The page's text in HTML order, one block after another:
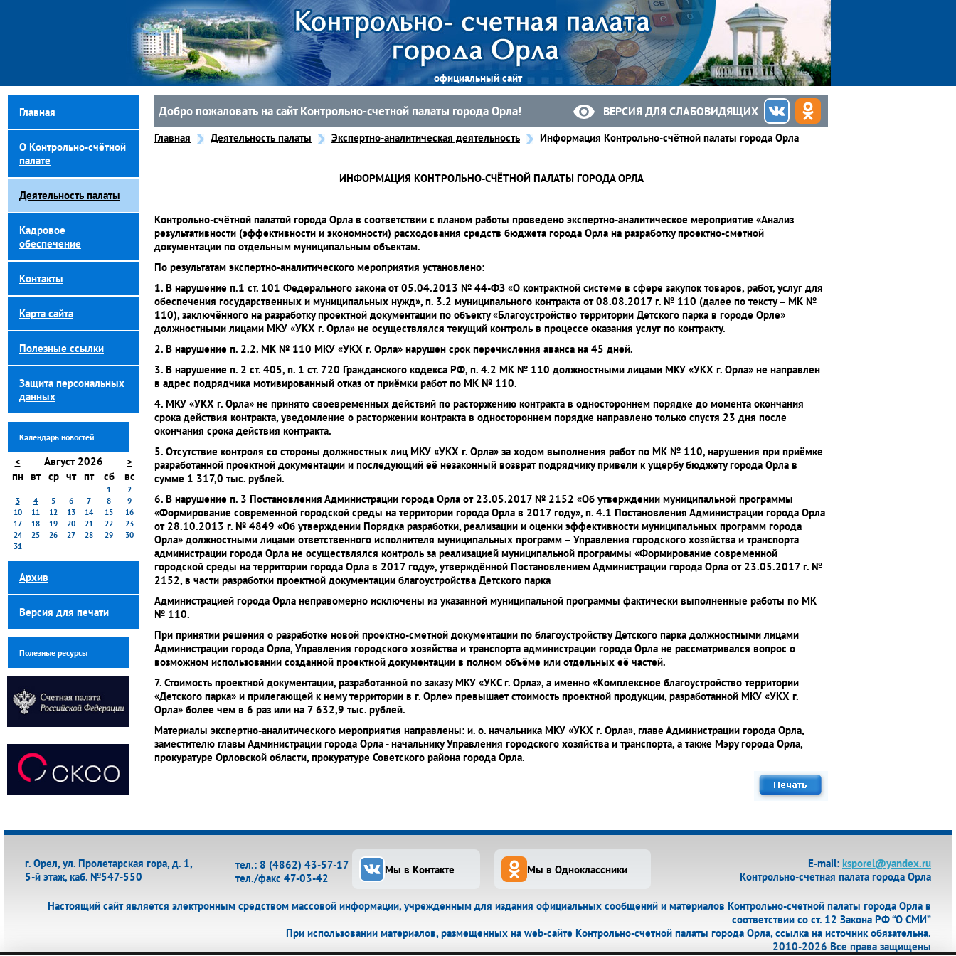
официальный сайт
Главная
О Контрольно-счётной
палате
Деятельность палаты
Кадровое
обеспечение
Контакты
Карта сайта
Полезные ссылки
Защита персональных
данных
Календарь новостей
< Август 2026
>
пн вт ср чт пт сб вс
1
2
3
4 5 6 7 8
9
10
11 12 13 14 15
16
17
18 19 20 21 22
23
24
25 26 27 28 29
30
31
Архив
Версия для печати
Полезные ресурсы
Добро пожаловать на сайт Контрольно-счетной палаты города Орла! ВЕРСИЯ ДЛЯ СЛАБОВИДЯЩИХ
Главная Деятельность палаты Экспертно-аналитическая деятельность Информация Контрольно-счётной палаты города Орла
ИНФОРМАЦИЯ КОНТРОЛЬНО-СЧЁТНОЙ ПАЛАТЫ ГОРОДА ОРЛА
Контрольно-счётной палатой города Орла в соответствии с планом работы проведено экспертно-аналитическое мероприятие «Анализ
результативности (эффективности и экономности) расходования средств бюджета города Орла на разработку проектно-сметной
документации по отдельным муниципальным объектам.
По результатам экспертно-аналитического мероприятия установлено:
1. В нарушение п.1 ст. 101 Федерального закона от 05.04.2013 № 44-ФЗ «О контрактной системе в сфере закупок товаров, работ, услуг для
обеспечения государственных и муниципальных нужд», п. 3.2 муниципального контракта от 08.08.2017 г. № 110 (далее по тексту – МК №
110), заключённого на разработку проектной документации по объекту «Благоустройство территории Детского парка в городе Орле»
должностными лицами МКУ «УКХ г. Орла» не осуществлялся текущий контроль в процессе оказания услуг по контракту.
2. В нарушение п. 2.2. МК № 110 МКУ «УКХ г. Орла» нарушен срок перечисления аванса на 45 дней.
3. В нарушение п. 2 ст. 405, п. 1 ст. 720 Гражданского кодекса РФ, п. 4.2 МК № 110 должностными лицами МКУ «УКХ г. Орла» не направлен
в адрес подрядчика мотивированный отказ от приёмки работ по МК № 110.
4. МКУ «УКХ г. Орла» не принято своевременных действий по расторжению контракта в одностороннем порядке до момента окончания
срока действия контракта, уведомление о расторжении контракта в одностороннем порядке направлено только спустя 23 дня после
окончания срока действия контракта.
5. Отсутствие контроля со стороны должностных лиц МКУ «УКХ г. Орла» за ходом выполнения работ по МК № 110, нарушения при приёмке
разработанной проектной документации и последующий её незаконный возврат подрядчику привели к ущербу бюджету города Орла в
сумме 1 317,0 тыс. рублей.
6. В нарушение п. 3 Постановления Администрации города Орла от 23.05.2017 № 2152 «Об утверждении муниципальной программы
«Формирование современной городской среды на территории города Орла в 2017 году», п. 4.1 Постановления Администрации города Орла
от 28.10.2013 г. № 4849 «Об утверждении Порядка разработки, реализации и оценки эффективности муниципальных программ города
Орла» должностными лицами ответственного исполнителя муниципальных программ – Управления городского хозяйства и транспорта
администрации города Орла не осуществлялся контроль за реализацией муниципальной программы «Формирование современной
городской среды на территории города Орла в 2017 году», утверждённой Постановлением Администрации города Орла от 23.05.2017 г. №
2152, в части разработки проектной документации благоустройства Детского парка
Администрацией города Орла неправомерно исключены из указанной муниципальной программы фактически выполненные работы по МК
№ 110.
При принятии решения о разработке новой проектно-сметной документации по благоустройству Детского парка должностными лицами
Администрации города Орла, Управления городского хозяйства и транспорта администрации города Орла не рассматривался вопрос о
возможном использовании созданной проектной документации в полном объёме или отдельных её частей.
7. Стоимость проектной документации, разработанной по заказу МКУ «УКС г. Орла», а именно «Комплексное благоустройство территории
«Детского парка» и прилегающей к нему территории в г. Орле» превышает стоимость проектной продукции, разработанной МКУ «УКХ г.
Орла» более чем в 6 раз или на 7 632,9 тыс. рублей.
Материалы экспертно-аналитического мероприятия направлены: и. о. начальника МКУ «УКХ г. Орла», главе Администрации города Орла,
заместителю главы Администрации города Орла - начальнику Управления городского хозяйства и транспорта, а также Мэру города Орла,
прокуратуре Орловской области, прокуратуре Советского района города Орла.
г. Орел, ул. Пролетарская гора, д. 1,
5-й этаж, каб. №547-550
Е-mail: ksporel@yandex.ru
Контрольно-счетная палата города Орла
тел.: 8 (4862) 43-57-17
тел./факс 47-03-42
Мы в Контакте Мы в Одноклассники
Настоящий сайт является электронным средством массовой информации, учрежденным для издания официальных сообщений и материалов Контрольно-счетной палаты города Орла в
соответствии со ст. 12 Закона РФ “О СМИ”
При использовании материалов, размещенных на web-сайте Контрольно-счетной палаты города Орла, ссылка на источник обязательна.
2010-2026 Все права защищены